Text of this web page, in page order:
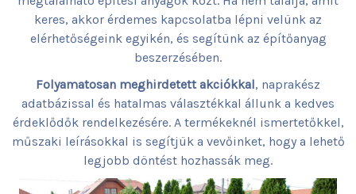
keres, akkor érdemes kapcsolatba lépni velünk az
elérhetőségeink egyikén, és segítünk az építőanyag
beszerzésében.
Folyamatosan meghirdetett akciókkal, naprakész
adatbázissal és hatalmas választékkal állunk a kedves
érdeklődők rendelkezésére. A termékeknél ismertetőkkel,
műszaki leírásokkal is segítjük a vevőinket, hogy a lehető
legjobb döntést hozhassák meg.